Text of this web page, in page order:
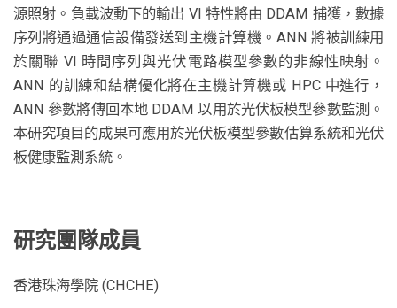
源照射。負載波動下的輸出 VI 特性將由 DDAM 捕獲，數據
序列將通過通信設備發送到主機計算機。ANN 將被訓練用
於關聯 VI 時間序列與光伏電路模型參數的非線性映射。
ANN 的訓練和結構優化將在主機計算機或 HPC 中進行，
ANN 參數將傳回本地 DDAM 以用於光伏板模型參數監測。
本研究項目的成果可應用於光伏板模型參數估算系統和光伏
板健康監測系統。
研究團隊成員
香港珠海學院 (CHCHE)